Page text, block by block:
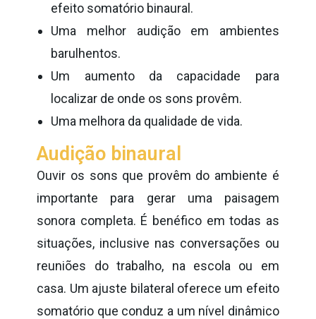
efeito somatório binaural.
Uma melhor audição em ambientes
barulhentos.
Um aumento da capacidade para
localizar de onde os sons provêm.
Uma melhora da qualidade de vida.
Audição binaural
Ouvir os sons que provêm do ambiente é
importante para gerar uma paisagem
sonora completa. É benéfico em todas as
situações, inclusive nas conversações ou
reuniões do trabalho, na escola ou em
casa. Um ajuste bilateral oferece um efeito
somatório que conduz a um nível dinâmico